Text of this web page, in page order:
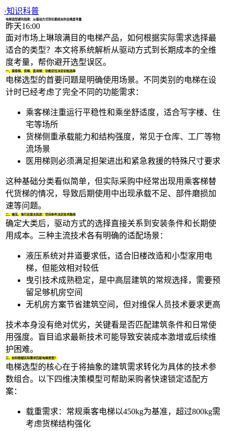
·知识科普
电梯选型避坑指南：从驱动方式到长期成本的全维度考量
昨天16:00
面对市场上琳琅满目的电梯产品，如何根据实际需求选择最
适合的类型？本文将系统解析从驱动方式到长期成本的全维
度考量，帮你避开选型误区。
一、乘客梯、货梯、医用梯：功能定位决定初始选择
电梯选型的首要问题是明确使用场景。不同类别的电梯在设
计时已经考虑了完全不同的功能需求：
乘客梯注重运行平稳性和乘坐舒适度，适合写字楼、住
宅等场所
货梯侧重承载能力和结构强度，常见于仓库、工厂等物
流场景
医用梯则必须满足担架进出和紧急救援的特殊尺寸要求
这种基础分类看似简单，但实际采购中经常出现用乘客梯替
代货梯的情况，导致后期使用中出现承载不足、部件磨损加
速等问题。
二、液压、曳引还是无机房：空间条件决定技术路线
确定大类后，驱动方式的选择直接关系到安装条件和长期使
用成本。三种主流技术各有明确的适配场景：
液压系统对井道要求低，适合旧楼改造和小型家用电
梯，但能效相对较低
曳引技术成熟稳定，是中高层建筑的常规选择，需要预
留足够机房空间
无机房方案节省建筑空间，但对维保人员技术要求更高
技术本身没有绝对优劣，关键看是否匹配建筑条件和日常使
用强度。盲目追求最新技术可能导致安装成本激增或后续维
护困难。
三、如何根据实际需求匹配电梯类型？
电梯选型的核心在于将抽象的建筑需求转化为具体的技术参
数组合。以下四维决策模型可帮助采购者快速锁定适配方
案：
载重需求：常规乘客电梯以450kg为基准，超过800kg需
考虑货梯结构强化